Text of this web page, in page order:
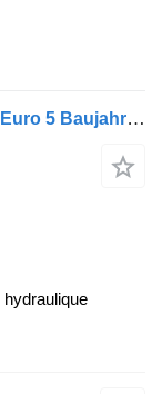
Ravo 560 Kehrmaschine mit 3. Besen Euro 5 Baujahr 2013 Kommunalfahrze
hydraulique